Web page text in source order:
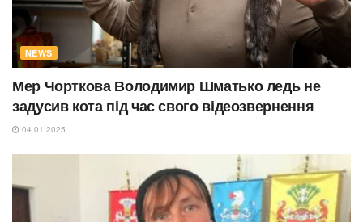
NEWS
Мер Чорткова Володимир Шматько ледь не
задусив кота під час свого відеозвернення
04.01.2025